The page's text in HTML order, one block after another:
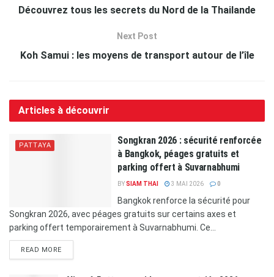
Découvrez tous les secrets du Nord de la Thailande
Next Post
Koh Samui : les moyens de transport autour de l’île
Articles à découvrir
PATTAYA
Songkran 2026 : sécurité renforcée
à Bangkok, péages gratuits et
parking offert à Suvarnabhumi
BYSIAM THAI 3 MAI 2026 0
Bangkok renforce la sécurité pour
Songkran 2026, avec péages gratuits sur certains axes et
parking offert temporairement à Suvarnabhumi. Ce...
READ MORE